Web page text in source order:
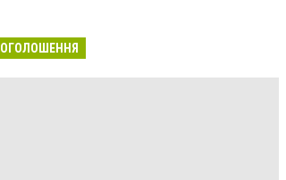
ОГОЛОШЕННЯ